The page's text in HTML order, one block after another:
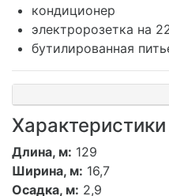
кондиционер
электророзетка на
бутилированная
Длина, м: 129
Ширина, м: 16,7
Осадка, м: 2,9